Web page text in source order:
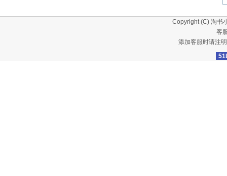
Copyright (C) 淘书
客
添加客服时请注